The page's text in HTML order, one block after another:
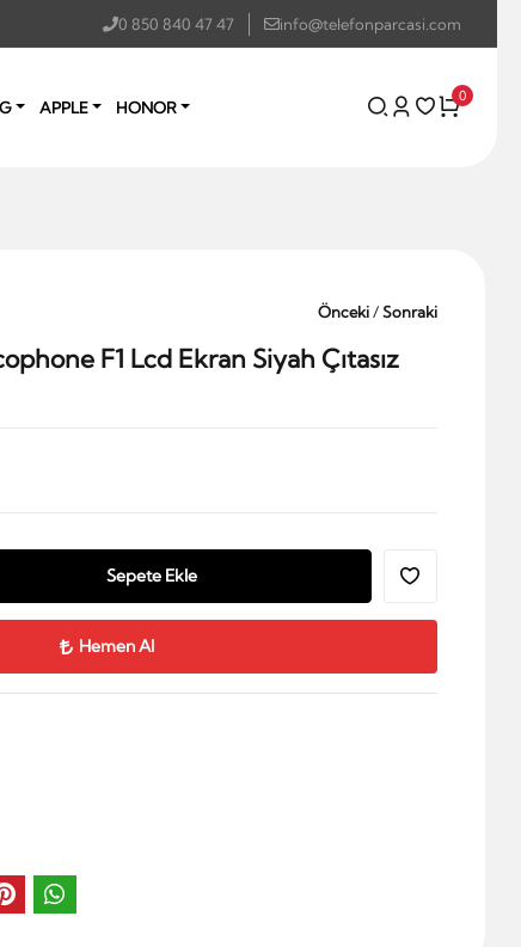
0 850 840 47 47 info@telefonparcasi.com
APPLE HONOR
0
Önceki/Sonraki
F1 Lcd Ekran Siyah Çıtasız
Sepete Ekle
Hemen Al